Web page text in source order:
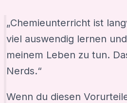
„Chemieunterricht ist
viel auswendig lernen
meinem Leben zu tun.
Nerds.“
Wenn du diesen